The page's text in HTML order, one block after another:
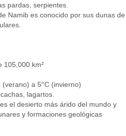
pardas, serpientes.
Namib es conocido por sus dunas de
105,000 km²
(verano) a 5°C (invierno)
lagartos.
el desierto más árido del mundo y
y formaciones geológicas